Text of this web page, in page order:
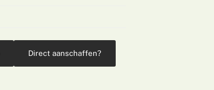
Direct aanschaffen?